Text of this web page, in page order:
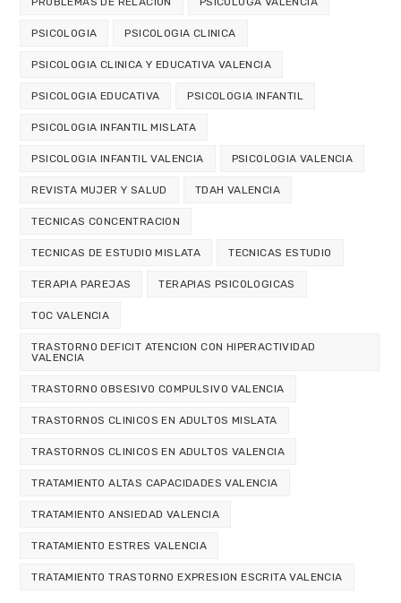
PSICOLOGIA PSICOLOGIA CLINICA
PSICOLOGIA CLINICA Y EDUCATIVA VALENCIA
PSICOLOGIA EDUCATIVA PSICOLOGIA INFANTIL
PSICOLOGIA INFANTIL MISLATA
PSICOLOGIA INFANTIL VALENCIA PSICOLOGIA VALENCIA
REVISTA MUJER Y SALUD TDAH VALENCIA
TECNICAS CONCENTRACION
TECNICAS DE ESTUDIO MISLATA TECNICAS ESTUDIO
TERAPIA PAREJAS TERAPIAS PSICOLOGICAS
TOC VALENCIA
TRASTORNO DEFICIT ATENCION CON HIPERACTIVIDAD
VALENCIA
TRASTORNO OBSESIVO COMPULSIVO VALENCIA
TRASTORNOS CLINICOS EN ADULTOS MISLATA
TRASTORNOS CLINICOS EN ADULTOS VALENCIA
TRATAMIENTO ALTAS CAPACIDADES VALENCIA
TRATAMIENTO ANSIEDAD VALENCIA
TRATAMIENTO ESTRES VALENCIA
TRATAMIENTO TRASTORNO EXPRESION ESCRITA VALENCIA